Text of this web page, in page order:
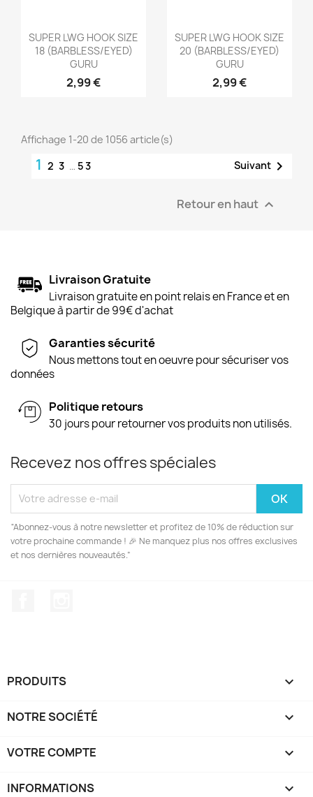
Aperçu rapide
SUPER LWG HOOK SIZE
18 (BARBLESS/EYED)
GURU
2,99 €
Aperçu rapide
SUPER LWG HOOK SIZE
20 (BARBLESS/EYED)
GURU
2,99 €
Affichage 1-20 de 1056 article(s)
1 2 3 … 53 Suivant 
Retour en haut 
Livraison Gratuite
Livraison gratuite en point relais en France et en
Belgique à partir de 99€ d'achat
Garanties sécurité
Nous mettons tout en oeuvre pour sécuriser vos
données
Politique retours
30 jours pour retourner vos produits non utilisés.
Recevez nos offres spéciales
“Abonnez-vous à notre newsletter et profitez de 10% de réduction sur
votre prochaine commande ! 🎉 Ne manquez plus nos offres exclusives
et nos dernières nouveautés.”
PRODUITS 
NOTRE SOCIÉTÉ 
VOTRE COMPTE 
INFORMATIONS keyboard_arrow_down